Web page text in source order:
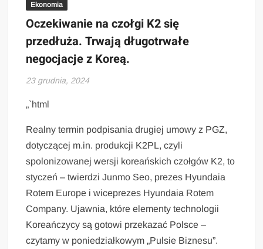
Ekonomia
Oczekiwanie na czołgi K2 się
przedłuża. Trwają długotrwałe
negocjacje z Koreą.
23 grudnia, 2024
„`html
Realny termin podpisania drugiej umowy z PGZ,
dotyczącej m.in. produkcji K2PL, czyli
spolonizowanej wersji koreańskich czołgów K2, to
styczeń – twierdzi Junmo Seo, prezes Hyundaia
Rotem Europe i wiceprezes Hyundaia Rotem
Company. Ujawnia, które elementy technologii
Koreańczycy są gotowi przekazać Polsce –
czytamy w poniedziałkowym „Pulsie Biznesu”.